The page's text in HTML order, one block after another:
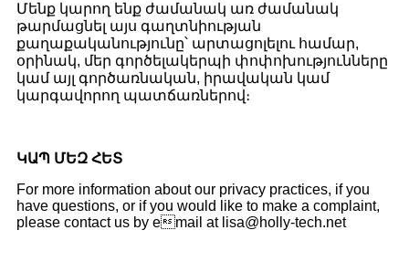
Մենք կարող ենք ժամանակ առ ժամանակ
թարմացնել այս գաղտնիության
քաղաքականությունը՝ արտացոլելու համար,
օրինակ, մեր գործելակերպի փոփոխությունները
կամ այլ գործառնական, իրավական կամ
կարգավորող պատճառներով։
ԿԱՊ ՄԵԶ ՀԵՏ
For more information about our privacy practices, if you
have questions, or if you would like to make a complaint,
please contact us by email at lisa@holly-tech.net